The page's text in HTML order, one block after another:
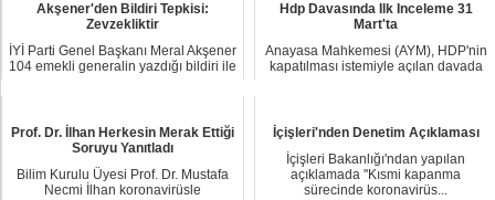
Akşener'den Bildiri Tepkisi:
Zevzekliktir
İYİ Parti Genel Başkanı Meral Akşener
104 emekli generalin yazdığı bildiri ile
Hdp Davasında Ilk Inceleme 31
Mart'ta
Anayasa Mahkemesi (AYM), HDP'nin
kapatılması istemiyle açılan davada
Prof. Dr. İlhan Herkesin Merak Ettiği
Soruyu Yanıtladı
Bilim Kurulu Üyesi Prof. Dr. Mustafa
Necmi İlhan koronavirüsle
İçişleri'nden Denetim Açıklaması
İçişleri Bakanlığı'ndan yapılan
açıklamada ''Kısmi kapanma
sürecinde koronavirüs...